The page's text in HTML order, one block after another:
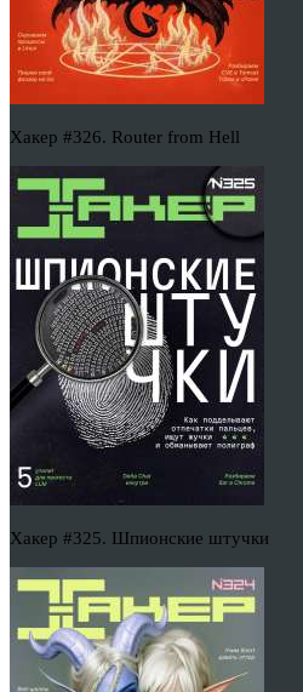
Хакер #326. Router from Hell
Хакер #325. Шпионские штучки